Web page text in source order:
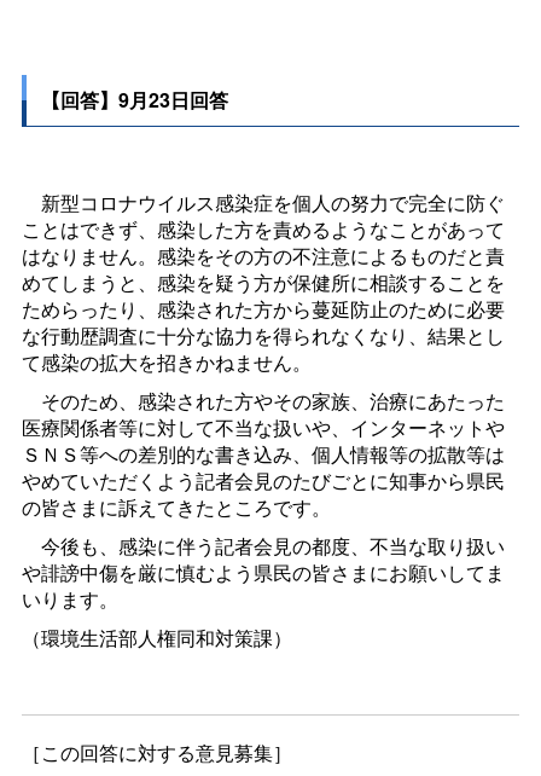
【回答】9月23日回答
新型コロナウイルス感染症を個人の努力で完全に防ぐ
ことはできず、感染した方を責めるようなことがあって
はなりません。感染をその方の不注意によるものだと責
めてしまうと、感染を疑う方が保健所に相談することを
ためらったり、感染された方から蔓延防止のために必要
な行動歴調査に十分な協力を得られなくなり、結果とし
て感染の拡大を招きかねません。
そのため、感染された方やその家族、治療にあたった
医療関係者等に対して不当な扱いや、インターネットや
ＳＮＳ等への差別的な書き込み、個人情報等の拡散等は
やめていただくよう記者会見のたびごとに知事から県民
の皆さまに訴えてきたところです。
今後も、感染に伴う記者会見の都度、不当な取り扱い
や誹謗中傷を厳に慎むよう県民の皆さまにお願いしてま
いります。
（環境生活部人権同和対策課）
［この回答に対する意見募集］